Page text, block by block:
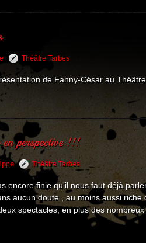
Théâtre Tarbes
de Fanny-César au
Théâtre Tarbes
encore finie qu’il nous faut déjà
aucun doute , au moins aussi
spectacles, en plus des